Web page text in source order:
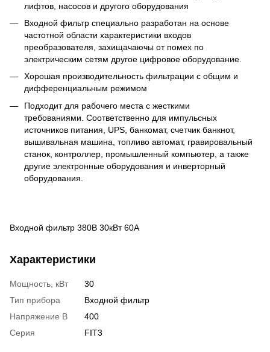
лифтов, насосов и другого оборудования
Входной фильтр специально разработан на основе
частотной области характеристики входов
преобразователя, захищачаючы от помех по
электрическим сетям другое цифровое оборудование.
Хорошая производительность фильтрации с общим и
дифференциальным режимом
Подходит для рабочего места с жесткими
требованиями. Cоответственно для импульсных
источников питания, UPS, банкомат, счетчик банкнот,
вышивальная машина, топливо автомат, гравировальный
станок, контроллер, промышленный компьютер, а также
другие электронные оборудования и инверторный
оборудования.
Входной фильтр 380В 30кВт 60А
Характеристики
Мощность, кВт
30
Тип прибора
Входной фильтр
Напряжение В
400
Серия
FIT3